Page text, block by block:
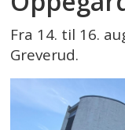
Fra 14. til 16.
Greverud.